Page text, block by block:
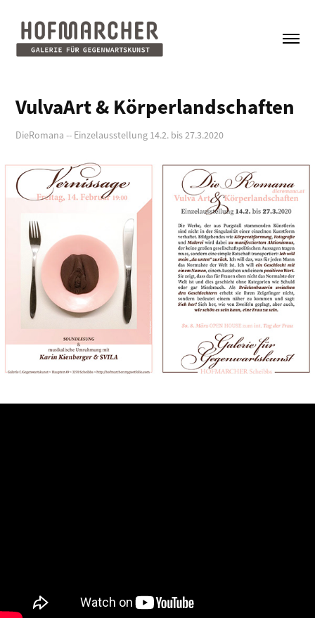
VulvaArt & Körperlandschaften
DieRomana -- Einzelausstellung 14.2. bis 27.3.2020